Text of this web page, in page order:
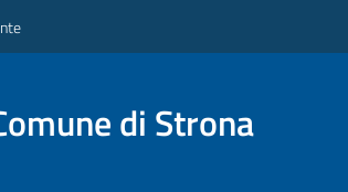
di Strona